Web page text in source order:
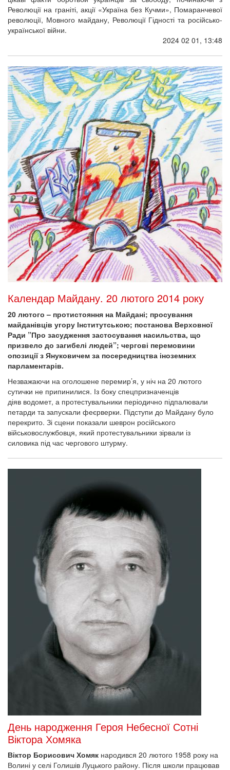
Революції на граніті, акції «Україна без Кучми», Помаранчевої
революції, Мовного майдану, Революції Гідності та російсько-
української війни.
2024 02 01, 13:48
Календар Майдану. 20 лютого 2014 року
20 лютого – протистояння на Майдані; просування
майданівців угору Інститутською; постанова Верховної
Ради ”Про засудження застосування насильства, що
призвело до загибелі людей”; чергові перемовини
опозиції з Януковичем за посередництва іноземних
парламентарів.
Незважаючи на оголошене перемир’я, у ніч на 20 лютого
сутички не припинилися. Із боку спецпризначенців
діяв водомет, а протестувальники періодично підпалювали
петарди та запускали феєрверки. Підступи до Майдану було
перекрито. Зі сцени показали шеврон російського
військовослужбовця, який протестувальники зірвали із
силовика під час чергового штурму.
День народження Героя Небесної Сотні
Віктора Хомяка
Віктор Борисович Хомяк народився 20 лютого 1958 року на
Волині у селі Голишів Луцького району. Після школи працював